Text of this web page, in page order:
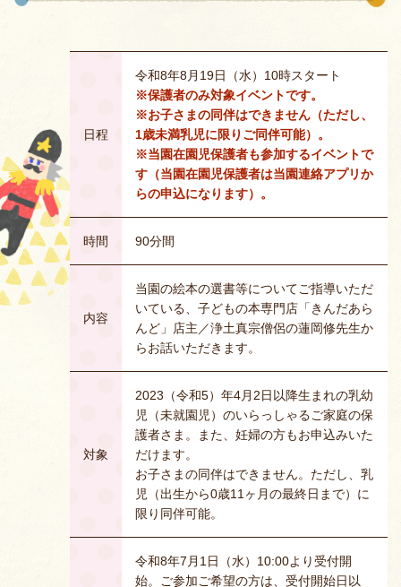
日程
令和8年8月19日（水）10時スタート
※保護者のみ対象イベントです。
※お子さまの同伴はできません（ただし、
1歳未満乳児に限りご同伴可能）。
※当園在園児保護者も参加するイベントで
す（当園在園児保護者は当園連絡アプリか
らの申込になります）。
時間 90分間
内容
当園の絵本の選書等についてご指導いただ
いている、子どもの本専門店「きんだあら
んど」店主／浄土真宗僧侶の蓮岡修先生か
らお話いただきます。
対象
2023（令和5）年4月2日以降生まれの乳幼
児（未就園児）のいらっしゃるご家庭の保
護者さま。また、妊婦の方もお申込みいた
だけます。
お子さまの同伴はできません。ただし、乳
児（出生から0歳11ヶ月の最終日まで）に
限り同伴可能。
令和8年7月1日（水）10:00より受付開
始。ご参加ご希望の方は、受付開始日以